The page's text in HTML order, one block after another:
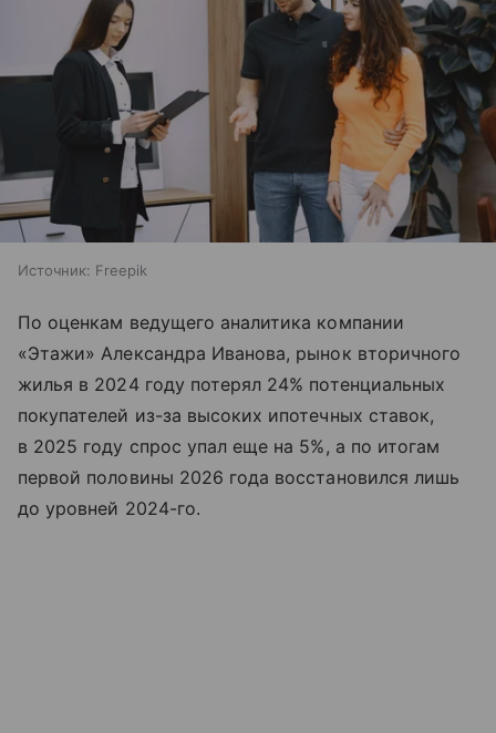
Источник: Freepik
По оценкам ведущего аналитика компании
«Этажи» Александра Иванова, рынок вторичного
жилья в 2024 году потерял 24% потенциальных
покупателей из-за высоких ипотечных ставок,
в 2025 году спрос упал еще на 5%, а по итогам
первой половины 2026 года восстановился лишь
до уровней 2024-го.